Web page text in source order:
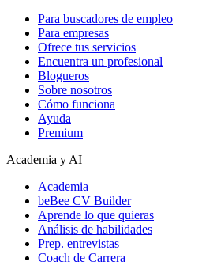
Para buscadores de empleo
Para empresas
Ofrece tus servicios
Encuentra un profesional
Blogueros
Sobre nosotros
Cómo funciona
Ayuda
Premium
Academia y AI
Academia
beBee CV Builder
Aprende lo que quieras
Análisis de habilidades
Prep. entrevistas
Coach de Carrera